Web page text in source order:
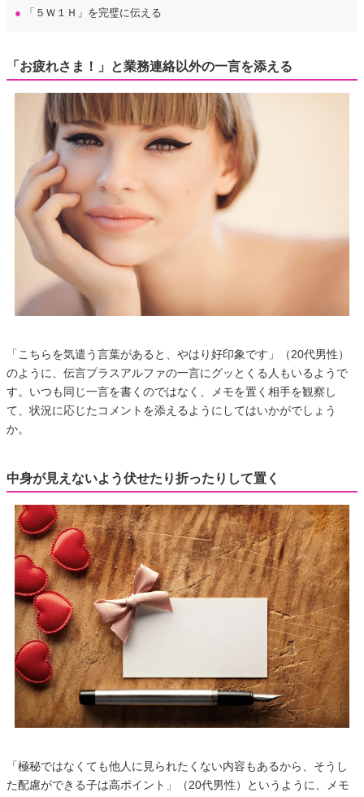
● 「５Ｗ１Ｈ」を完璧に伝える
「お疲れさま！」と業務連絡以外の一言を添える
「こちらを気遣う言葉があると、やはり好印象です」（20代男性）
のように、伝言プラスアルファの一言にグッとくる人もいるようで
す。いつも同じ一言を書くのではなく、メモを置く相手を観察し
て、状況に応じたコメントを添えるようにしてはいかがでしょう
か。
中身が見えないよう伏せたり折ったりして置く
「極秘ではなくても他人に見られたくない内容もあるから、そうし
た配慮ができる子は高ポイント」（20代男性）というように、メモ